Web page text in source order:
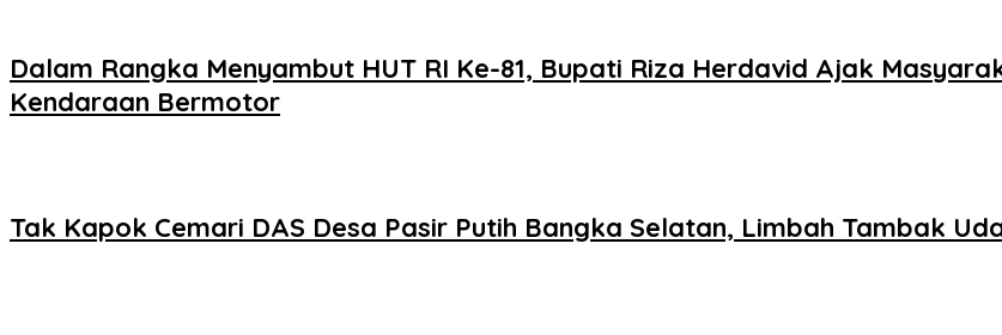
Dalam Rangka Menyambut HUT RI Ke-81, Bupati Riza Herdavid Ajak
Kendaraan Bermotor
Tak Kapok Cemari DAS Desa Pasir Putih Bangka Selatan, Limbah Tambak